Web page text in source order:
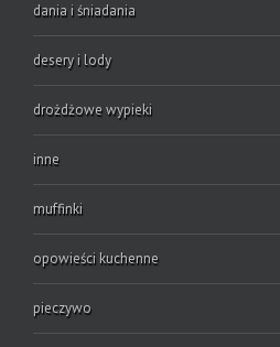
dania i śniadania
desery i lody
drożdżowe wypieki
inne
muffinki
opowieści kuchenne
pieczywo